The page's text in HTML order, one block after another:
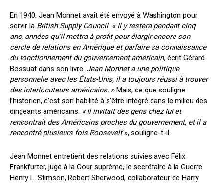
En 1940, Jean Monnet avait été envoyé à Washington pour
servir la British Supply Council. « Il y restera pendant cinq
ans, années qu’il mettra à profit pour élargir encore son
cercle de relations en Amérique et parfaire sa connaissance
du fonctionnement du gouvernement américain, écrit Gérard
Bossuat dans son livre. Jean Monnet a une politique
personnelle avec les États-Unis, il a toujours réussi à trouver
des interlocuteurs américains. » Mais, ce que souligne
l’historien, c’est son habilité à s’être intégré dans le milieu des
dirigeants américains. « Il invitait des gens chez lui et
rencontrait des Américains proches du gouvernement, et il a
rencontré plusieurs fois Roosevelt», souligne-t-il.
Jean Monnet entretient des relations suivies avec Félix
Frankfurter, juge à la Cour suprême, le secrétaire à la Guerre
Henry L. Stimson, Robert Sherwood, collaborateur de Harry